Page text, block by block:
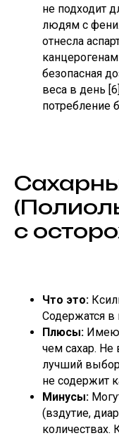
не подходит
людям с
отнесла
безопасная
веса в день
потребление
с
Что это:
Содержатся в
Плюсы:
чем сахар.
лучший
не содержит
Минусы:
(вздутие,
количествах.